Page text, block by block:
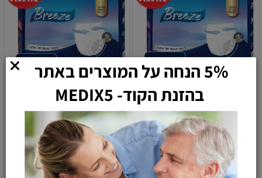
תחתונים סופגים מידה M של
חברת BREEZE
₪64
הוספה לסל
חברת BREEZE
₪77
הוספה לסל
5% הנחה על המוצרים באתר
בהזנת הקוד- MEDIX5